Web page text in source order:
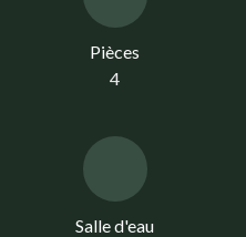
Pièces
4
Salle d'eau